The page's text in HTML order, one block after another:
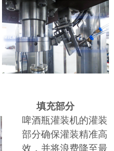
填充部分
啤酒瓶灌装机的灌装
部分确保灌装精准高
效，并将浪费降至最